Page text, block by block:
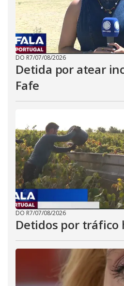
DO R7/07/08/2026
Detida por atear
Fafe
DO R7/07/08/2026
Detidos por tráfico